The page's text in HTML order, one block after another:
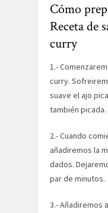
Cómo
Receta de
curry
1.-
curry.
suave el ajo
también picada.
2.- Cuando
añadiremos la
dados.
par de minutos.
3.- Añadiremos